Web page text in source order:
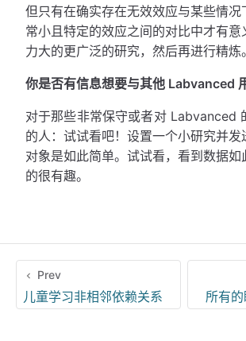
但只有在确实存在无效效应与某些情况
常小且特定的效应之间的对比中才有
力大的更广泛的研究，然后再进行精炼。
你是否有信息想要与其他 Labvanced
对于那些非常保守或者对 Labvanced
的人：试试看吧！设置一个小研究并发
对象是如此简单。试试看，看到数据
的很有趣。
Prev
儿童学习非相邻依赖关系 所有的